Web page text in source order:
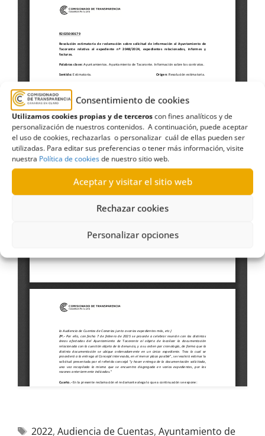
Consentimiento de cookies
Utilizamos cookies propias y de terceroscon fines analíticos y de
personalización de nuestros contenidos. A continuación, puede aceptar
el uso de cookies, rechazarlas o personalizar cuál de ellas pueden ser
utilizadas. Para editar sus preferencias o tener más información, visite
nuestra Política de cookiesde nuestro sitio web.
Aceptar y visitar el sitio web
Rechazar cookies
Personalizar opciones
2022, Audiencia de Cuentas, Ayuntamiento de